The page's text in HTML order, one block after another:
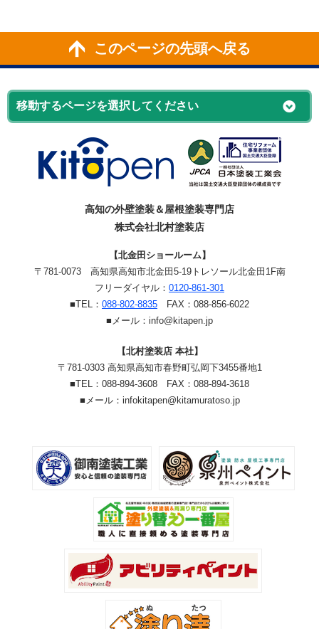
このページの先頭へ戻る
高知の外壁塗装＆屋根塗装専門店
株式会社北村塗装店
【北金田ショールーム】
〒781-0073 高知県高知市北金田5-19トレソール北金田1F南
フリーダイヤル： 0120-861-301
■TEL： 088-802-8835 FAX：088-856-6022
■メール：info@kitapen.jp
【北村塗装店 本社】
〒781-0303 高知県高知市春野町弘岡下3455番地1
■TEL：088-894-3608 FAX：088-894-3618
■メール：infokitapen@kitamuratoso.jp